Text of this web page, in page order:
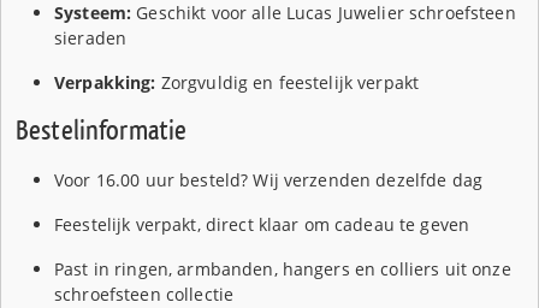
Systeem: Geschikt voor alle Lucas Juwelier schroefsteen
sieraden
Verpakking: Zorgvuldig en feestelijk verpakt
Bestelinformatie
Voor 16.00 uur besteld? Wij verzenden dezelfde dag
Feestelijk verpakt, direct klaar om cadeau te geven
Past in ringen, armbanden, hangers en colliers uit onze
schroefsteen collectie